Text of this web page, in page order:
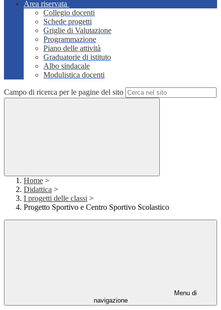
Area riservata
Collegio docenti
Schede progetti
Griglie di Valutazione
Programmazione
Piano delle attività
Graduatorie di istituto
Albo sindacale
Modulistica docenti
Campo di ricerca per le pagine del sito
Home >
Didattica >
I progetti delle classi >
Progetto Sportivo e Centro Sportivo Scolastico
Menu di
navigazione